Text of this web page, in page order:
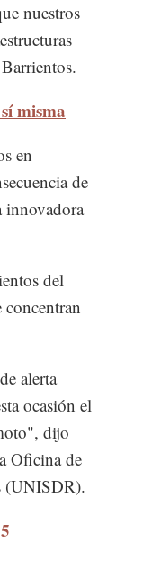
nuestros
misma
en
de
innovadora
del
concentran
alerta
ocasión el
dijo
Oficina de
(UNISDR).